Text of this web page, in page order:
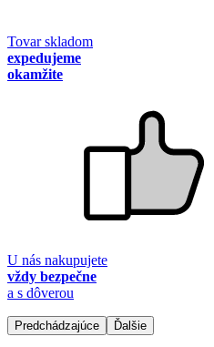
Tovar skladom
expedujeme
okamžite
U nás nakupujete
vždy bezpečne
a s dôverou
Predchádzajúce Ďalšie